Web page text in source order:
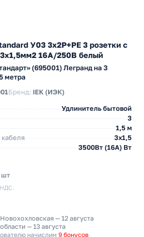
У03 3х2P+PE 3 розетки с
16А/250В белый
(695001) Легранд на 3
метра
Бренд: IEK (ИЭК)
Удлинитель бытовой
3
1,5 м
3х1,5
3500Вт (16А) Вт
шт
НДС.
— 12 августа
— 13 августа
начислим 9 бонусов